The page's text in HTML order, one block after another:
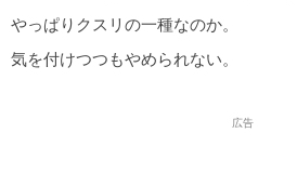
やっぱりクスリの一種なのか。
気を付けつつもやめられない。
広告